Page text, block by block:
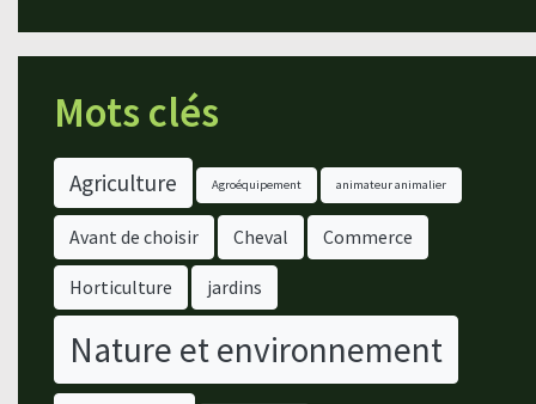
Mots clés
Agriculture Agroéquipement animateur animalier
Avant de choisir Cheval Commerce
Horticulture jardins
Nature et environnement